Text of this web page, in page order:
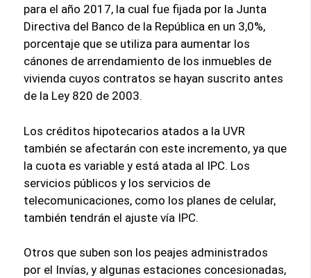
para el año 2017, la cual fue fijada por la Junta
Directiva del Banco de la República en un 3,0%,
porcentaje que se utiliza para aumentar los
cánones de arrendamiento de los inmuebles de
vivienda cuyos contratos se hayan suscrito antes
de la Ley 820 de 2003.
Los créditos hipotecarios atados a la UVR
también se afectarán con este incremento, ya que
la cuota es variable y está atada al IPC. Los
servicios públicos y los servicios de
telecomunicaciones, como los planes de celular,
también tendrán el ajuste vía IPC.
Otros que suben son los peajes administrados
por el Invías, y algunas estaciones concesionadas,